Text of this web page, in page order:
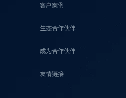
客户案例
生态合作伙伴
成为合作伙伴
友情链接